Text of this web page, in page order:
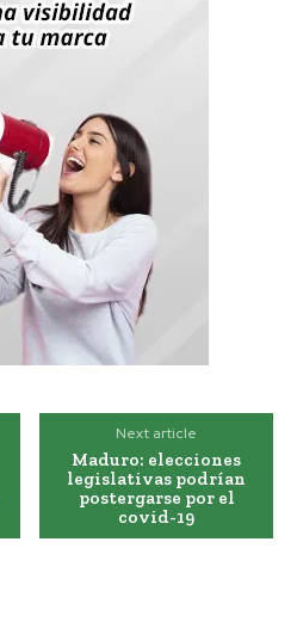
Next article
Maduro: elecciones
legislativas podrían
postergarse por el
covid-19